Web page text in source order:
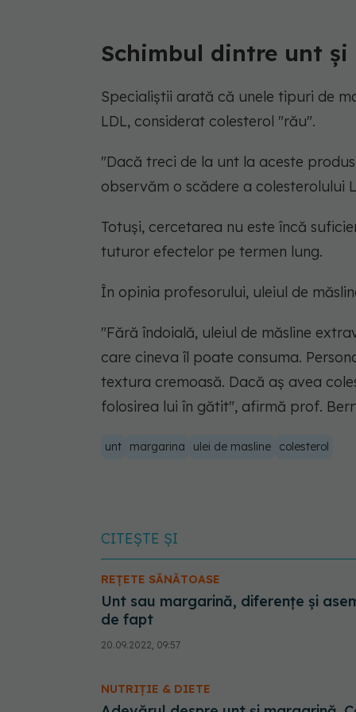
Schimbul dintre unt
Specialiștii arată că unele tipuri de
LDL, considerat colesterol "rău".
"Dacă treci de la unt la aceste
observăm o scădere a colesterolului
Totuși, cercetarea nu este încă
tuturor efectelor pe termen lung.
În opinia profesorului, uleiul de
"Fără îndoială, uleiul de măsline
care cineva îl poate consuma.
textura cremoasă. Dacă aș avea
folosirea lui în gătit", afirmă prof.
unt margarina ulei de masline colesterol
CITEȘTE ȘI
REȚETE SĂNĂTOASE
Unt sau margarină, diferențe și
de fapt
20.09.2022, 09:57
NUTRIȚIE & DIETE